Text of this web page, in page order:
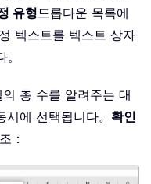
유형드롭다운 목록에
텍스트를 텍스트 상자
총 수를 알려주는 대
에 선택됩니다。 확인
：